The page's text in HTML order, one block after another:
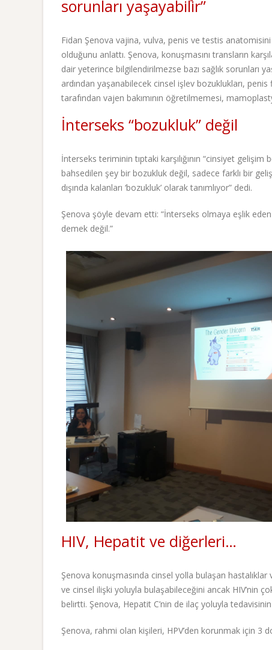
sorunları yaşayabilir”
Fidan Şenova vajina, vulva, penis ve testis
olduğunu anlattı. Şenova, konuşmasını transların
dair yeterince bilgilendirilmezse bazı sağlık sorunları
ardından yaşanabilecek cinsel işlev bozuklukları,
tarafından vajen bakımının öğretilmemesi,
İnterseks “bozukluk” değil
İnterseks teriminin tıptaki karşılığının “cinsiyet
bahsedilen şey bir bozukluk değil, sadece farklı bir
dışında kalanları ‘bozukluk’ olarak tanımlıyor” dedi.
Şenova şöyle devam etti: “İnterseks olmaya eşlik
demek değil.”
HIV, Hepatit ve diğerleri…
Şenova konuşmasında cinsel yolla bulaşan hastalıklar
ve cinsel ilişki yoluyla bulaşabileceğini ancak HIV’nin
belirtti. Şenova, Hepatit C’nin de ilaç yoluyla
Şenova, rahmi olan kişileri, HPV’den korunmak için 3